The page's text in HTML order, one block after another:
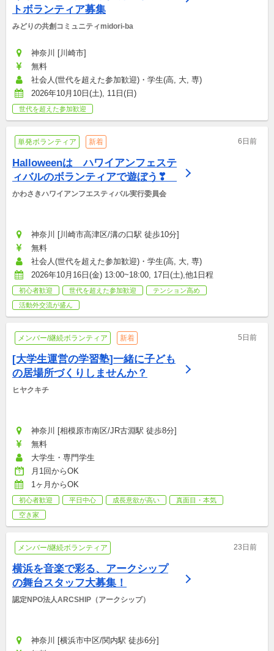
トボランティア募集
みどりの共創コミュニティmidori-ba
神奈川 [川崎市]
無料
社会人(世代を超えた参加歓迎)・学生(高, 大, 専)
2026年10月10日(土), 11日(日)
世代を超えた参加歓迎
単発ボランティア 新着 6日前
Halloweenは　ハワイアンフェステ
ィバルのボランティアで遊ぼう❣
かわさきハワイアンフエスティバル実行委員会
神奈川 [川崎市高津区/溝の口駅 徒歩10分]
無料
社会人(世代を超えた参加歓迎)・学生(高, 大, 専)
2026年10月16日(金) 13:00~18:00, 17日(土),他1日程
初心者歓迎 世代を超えた参加歓迎
テンション高め
活動外交流が盛ん
メンバー/継続ボランティア 新着 5日前
[大学生運営の学習塾]一緒に子ども
の居場所づくりしませんか？
ヒヤクキチ
神奈川 [相模原市南区/JR古淵駅 徒歩8分]
無料
大学生・専門学生
月1回からOK
1ヶ月からOK
初心者歓迎 平日中心 成長意欲が高い
真面目・本気
空き家
メンバー/継続ボランティア 23日前
横浜を音楽で彩る、アークシップ
の舞台スタッフ大募集！
認定NPO法人ARCSHIP（アークシップ）
神奈川 [横浜市中区/関内駅 徒歩6分]